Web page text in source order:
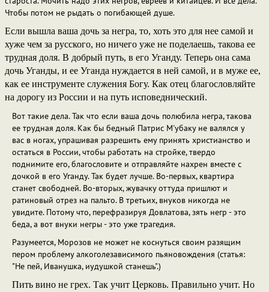
Чтобы потом не рыдать о погибающей душе.
Если вышла ваша дочь за негра, то, хоть это для нее самой и
хуже чем за русского, но ничего уже не поделаешь, такова ее
трудная доля. В добрый путь, в его Уганду. Теперь она сама
дочь Уганды, и ее Уганда нуждается в ней самой, и в муже ее,
как ее инструменте служения Богу. Как отец благословляйте
на дорогу из России и на путь исповеднический.
Вот такие дела. Так что если ваша дочь полюбила негра, такова
ее трудная доля. Как бы бедный Патрис М'убаку не валялся у
вас в ногах, упрашивая разрешить ему принять христианство и
остаться в России, чтобы работать на стройке, твердо
поднимите его, благословите и отправляйте нахрен вместе с
дочкой в его Уганду. Так будет лучше. Во-первых, квартира
станет свободней. Во-вторых, жувачку оттуда пришлют и
ратиновый отрез на пальто. В третьих, внуков никогда не
увидите. Потому что, перефразируя Довлатова, зять негр - это
беда, а вот внуки негры - это уже трагедия.
Разумеется, Морозов не может не коснуться своим разящим
пером проблему алкоголезависимого пьяновождения (статья:
"Не пей, Иванушка, иудушкой станешь".)
Пить вино не грех. Так учит Церковь. Правильно учит. Но